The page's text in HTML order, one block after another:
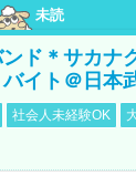
未読
ド＊サカナ
イト＠日本
社会人未経験OK